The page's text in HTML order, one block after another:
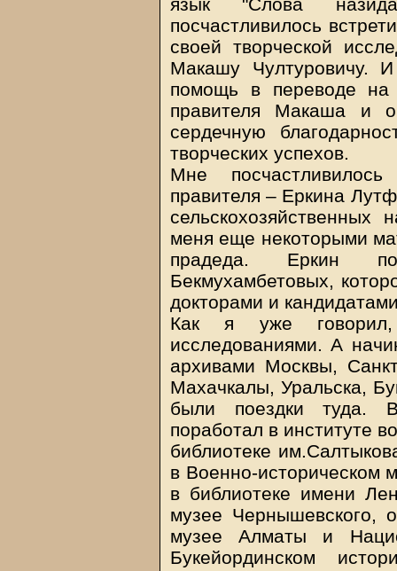
посчастливилось
своей творческой
Макашу Чултуровичу.
помощь в переводе на
правителя Макаша и
сердечную
творческих успехов.
Мне посчастливилось
правителя – Еркина
сельскохозяйственных
меня еще некоторыми
прадеда. Еркин
Бекмухамбетовых,
докторами и
Как я уже
исследованиями. А
архивами Москвы,
Махачкалы, Уральска,
были поездки туда.
поработал в институте
библиотеке
в Военно-историческом
в библиотеке имени
музее Чернышевского,
музее Алматы и
Букейординском